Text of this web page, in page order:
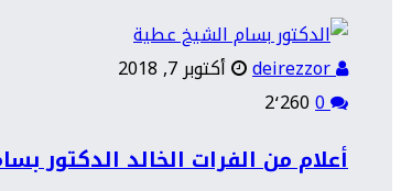
deirezzor
أكتوبر 7, 2018
0
أعلام من الفرات الخالد الدكتور